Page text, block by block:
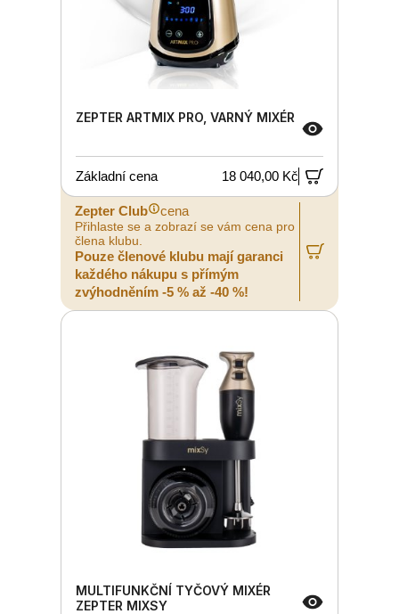
ZEPTER ARTMIX PRO, VARNÝ MIXÉR
Základní cena 18 040,00 Kč
Zepter Club cena
Přihlaste se a zobrazí se vám cena pro
člena klubu.
Pouze členové klubu mají garanci
každého nákupu s přímým
zvýhodněním -5 % až -40 %!
MULTIFUNKČNÍ TYČOVÝ MIXÉR
ZEPTER MIXSY